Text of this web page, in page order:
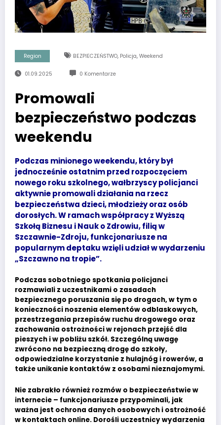
Region BEZPIECZEŃSTWO, Policja, Weekend
01.09.2025 0 Komentarze
Promowali
bezpieczeństwo podczas
weekendu
Podczas minionego weekendu, który był
jednocześnie ostatnim przed rozpoczęciem
nowego roku szkolnego, wałbrzyscy policjanci
aktywnie promowali działania na rzecz
bezpieczeństwa dzieci, młodzieży oraz osób
dorosłych. W ramach współpracy z Wyższą
Szkołą Biznesu i Nauk o Zdrowiu, filią w
Szczawnie-Zdroju, funkcjonariusze na
popularnym deptaku wzięli udział w wydarzeniu
„Szczawno na tropie”.
Podczas sobotniego spotkania policjanci
rozmawiali z uczestnikami o zasadach
bezpiecznego poruszania się po drogach, w tym o
konieczności noszenia elementów odblaskowych,
przestrzegania przepisów ruchu drogowego oraz
zachowania ostrożności w rejonach przejść dla
pieszych i w pobliżu szkół. Szczególną uwagę
zwrócono na bezpieczną drogę do szkoły,
odpowiedzialne korzystanie z hulajnóg i rowerów, a
także unikanie kontaktów z osobami nieznajomymi.
Nie zabrakło również rozmów o bezpieczeństwie w
internecie – funkcjonariusze przypominali, jak
ważna jest ochrona danych osobowych i ostrożność
w kontaktach online. Dorośli uczestnicy wydarzenia